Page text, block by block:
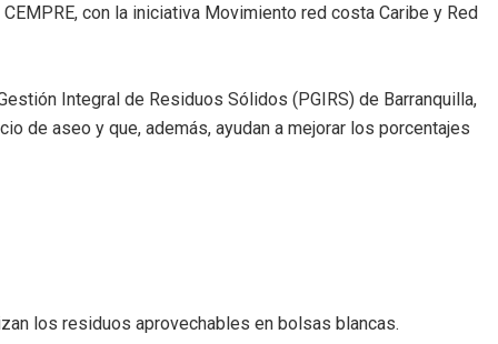
con la iniciativa Movimiento red costa Caribe y Red
Integral de Residuos Sólidos (PGIRS) de Barranquilla,
de aseo y que, además, ayudan a mejorar los porcentajes
los residuos aprovechables en bolsas blancas.